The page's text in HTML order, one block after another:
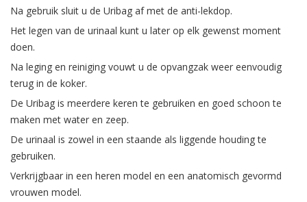
Na gebruik sluit u de Uribag af met de anti-lekdop.
Het legen van de urinaal kunt u later op elk gewenst moment
doen.
Na leging en reiniging vouwt u de opvangzak weer eenvoudig
terug in de koker.
De Uribag is meerdere keren te gebruiken en goed schoon te
maken met water en zeep.
De urinaal is zowel in een staande als liggende houding te
gebruiken.
Verkrijgbaar in een heren model en een anatomisch gevormd
vrouwen model.